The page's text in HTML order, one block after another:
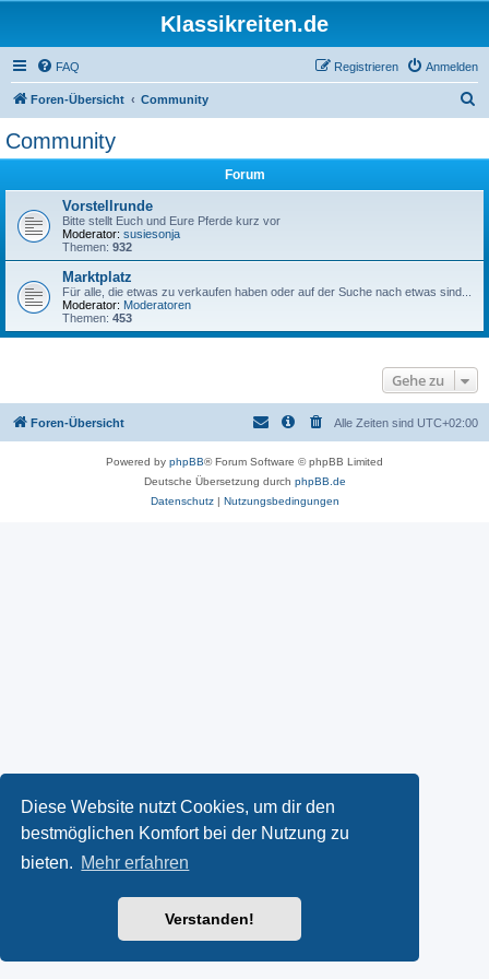
Diese Website nutzt Cookies, um dir den
bestmöglichen Komfort bei der Nutzung zu
bieten. Mehr erfahren
Verstanden!
Klassikreiten.de
FAQ Anmelden
Registrieren
Foren-Übersicht Community
Community
Forum
Vorstellrunde
Bitte stellt Euch und Eure Pferde kurz vor
Moderator: susiesonja
Themen: 932
Marktplatz
Für alle, die etwas zu verkaufen haben oder auf der Suche nach etwas sind...
Moderator: Moderatoren
Themen: 453
Gehe zu
Foren-Übersicht Alle Zeiten sind UTC+02:00
Powered by phpBB® Forum Software © phpBB Limited
Deutsche Übersetzung durch phpBB.de
Datenschutz| Nutzungsbedingungen